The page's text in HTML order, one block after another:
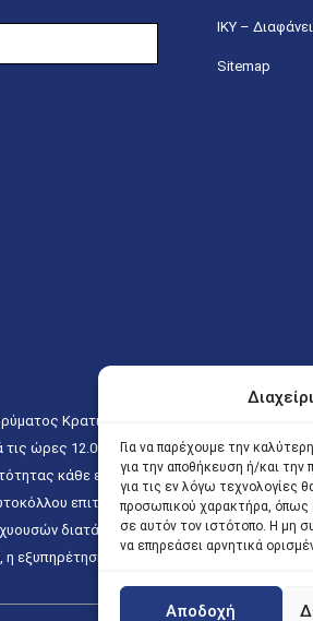
Για να παρέχουμε την
για την αποθήκευση ή/και
για τις εν λόγω τεχνολογίες
προσωπικού χαρακτήρα, όπως
σε αυτόν τον ιστότοπο. Η μη
να επηρεάσει αρνητικά
Αποδοχή
ΙΚΥ –
Sitemap
Κρατικών Υποτροφιών (Λ. Εθνικής
ώρες 12.00 – 15.00. Η είσοδος των
κάθε εργάσιμη ημέρα και ώρα χωρίς
επιτρέπεται καθημερινά κατά τις
διατάξεων. Για την αποφυγή
εξυπηρέτησή του δύναται να